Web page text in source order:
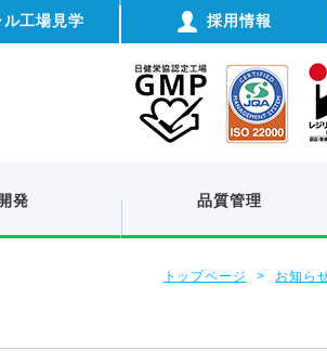
工場見学 採用情報
開発 品質管理
トップページ お知ら